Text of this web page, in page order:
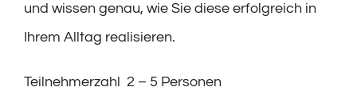
und wissen genau, wie Sie diese erfolgreich in
Ihrem Alltag realisieren.
Teilnehmerzahl 2 – 5 Personen